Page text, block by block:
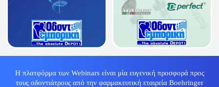
Η πλατφόρμα των Webinars είναι μία ευγενική προσφορά προς
τους οδοντιάτρους από την φαρμακευτική εταιρεία Boehringer